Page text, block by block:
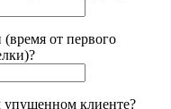
(время от первого
упущенном клиенте?